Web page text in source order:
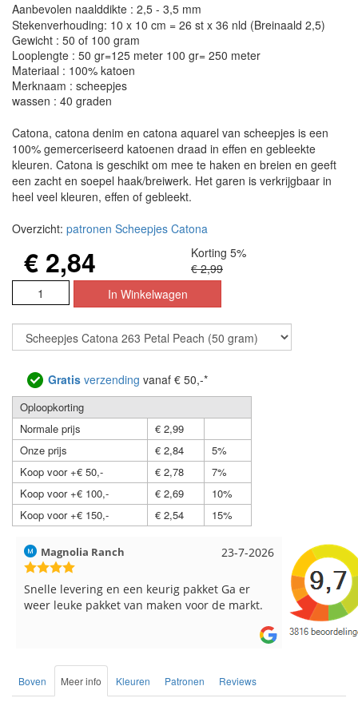
Aanbevolen naalddikte : 2,5 - 3,5 mm
Stekenverhouding: 10 x 10 cm = 26 st x 36 nld (Breinaald 2,5)
Gewicht : 50 of 100 gram
Looplengte : 50 gr=125 meter 100 gr= 250 meter
Materiaal : 100% katoen
Merknaam : scheepjes
wassen : 40 graden
Catona, catona denim en catona aquarel van scheepjes is een
100% gemerceriseerd katoenen draad in effen en gebleekte
kleuren. Catona is geschikt om mee te haken en breien en geeft
een zacht en soepel haak/breiwerk. Het garen is verkrijgbaar in
heel veel kleuren, effen of gebleekt.
Overzicht: patronen Scheepjes Catona
€ 2,84
Korting 5%
€ 2,99
Gratis verzending vanaf € 50,-*
Oploopkorting
Normale prijs
€ 2,99
Onze prijs
€ 2,84
5%
Koop voor +€ 50,-
€ 2,78
7%
Koop voor +€ 100,-
€ 2,69
10%
Koop voor +€ 150,-
€ 2,54 15%
17-7-2026
Hilde uit Loyers
Reeds meerdere keren breigaren en
breinaalden besteld, altijd heel tevreden over
Loes uit
Snelle
Boven Meer info Kleuren Patronen Reviews